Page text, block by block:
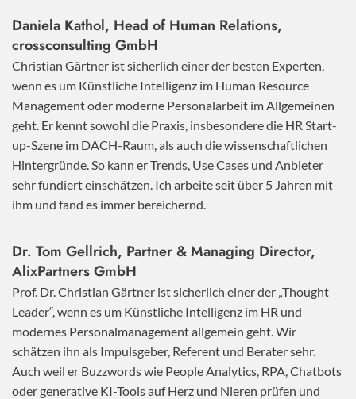
Daniela Kathol, Head of Human Relations,
crossconsulting GmbH
Christian Gärtner ist sicherlich einer der besten Experten,
wenn es um Künstliche Intelligenz im Human Resource
Management oder moderne Personalarbeit im Allgemeinen
geht. Er kennt sowohl die Praxis, insbesondere die HR Start-
up-Szene im DACH-Raum, als auch die wissenschaftlichen
Hintergründe. So kann er Trends, Use Cases und Anbieter
sehr fundiert einschätzen. Ich arbeite seit über 5 Jahren mit
ihm und fand es immer bereichernd.
Dr. Tom Gellrich, Partner & Managing Director,
AlixPartners GmbH
Prof. Dr. Christian Gärtner ist sicherlich einer der „Thought
Leader“, wenn es um Künstliche Intelligenz im HR und
modernes Personalmanagement allgemein geht. Wir
schätzen ihn als Impulsgeber, Referent und Berater sehr.
Auch weil er Buzzwords wie People Analytics, RPA, Chatbots
oder generative KI-Tools auf Herz und Nieren prüfen und